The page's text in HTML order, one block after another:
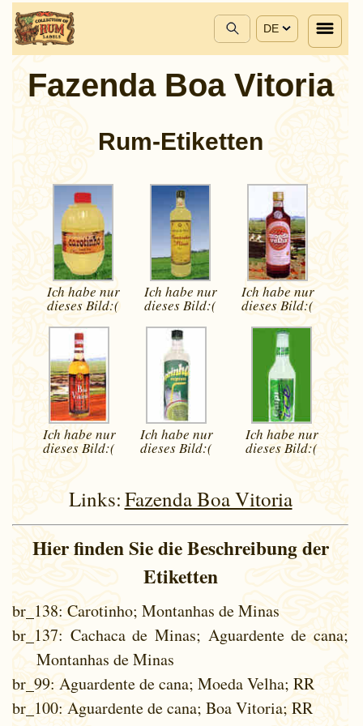
DE
Fazenda Boa Vitoria
Rum-Etiketten
Ich habe nur
diesesBild:(
Ich habe nur
diesesBild:(
Ich habe nur
diesesBild:(
Ich habe nur
diesesBild:(
Ich habe nur
diesesBild:(
Ich habe nur
diesesBild:(
Links:Fazenda Boa Vitoria
Hier finden Sie die Beschreibung der
Etiketten
br_138: Carotinho; Montanhas de Minas
br_137: Cachaca de Minas; Aguardente de cana;
Montanhas de Minas
br_99: Aguardente de cana; Moeda Velha; RR
br_100: Aguardente de cana; Boa Vitoria; RR